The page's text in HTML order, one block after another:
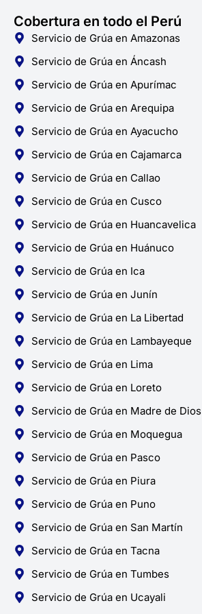
Cobertura en todo el Perú
Servicio de Grúa en Amazonas
Servicio de Grúa en Áncash
Servicio de Grúa en Apurímac
Servicio de Grúa en Arequipa
Servicio de Grúa en Ayacucho
Servicio de Grúa en Cajamarca
Servicio de Grúa en Callao
Servicio de Grúa en Cusco
Servicio de Grúa en Huancavelica
Servicio de Grúa en Huánuco
Servicio de Grúa en Ica
Servicio de Grúa en Junín
Servicio de Grúa en La Libertad
Servicio de Grúa en Lambayeque
Servicio de Grúa en Lima
Servicio de Grúa en Loreto
Servicio de Grúa en Madre de Dios
Servicio de Grúa en Moquegua
Servicio de Grúa en Pasco
Servicio de Grúa en Piura
Servicio de Grúa en Puno
Servicio de Grúa en San Martín
Servicio de Grúa en Tacna
Servicio de Grúa en Tumbes
Servicio de Grúa en Ucayali